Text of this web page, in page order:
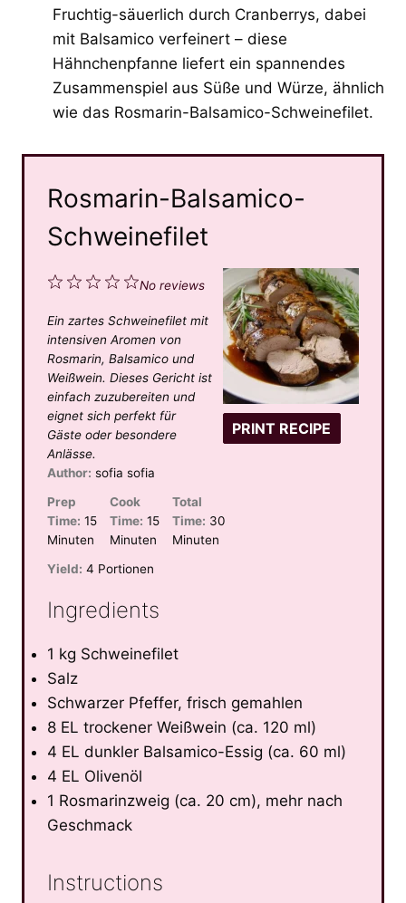
Fruchtig-säuerlich durch Cranberrys, dabei
mit Balsamico verfeinert – diese
Hähnchenpfanne liefert ein spannendes
Zusammenspiel aus Süße und Würze, ähnlich
wie das Rosmarin-Balsamico-Schweinefilet.
Rosmarin-Balsamico-
Schweinefilet
PRINT RECIPE
5
t
a
r
s
4
t
a
r
s
3
t
a
r
s
2
t
a
r
s
1
t
a
r
No reviews
Ein zartes Schweinefilet mit
intensiven Aromen von
Rosmarin, Balsamico und
Weißwein. Dieses Gericht ist
einfach zuzubereiten und
eignet sich perfekt für
Gäste oder besondere
Anlässe.
Author: sofia sofia
Prep
Time: 15
Minuten
Cook
Time: 15
Minuten
Total
Time: 30
Minuten
Yield: 4 Portionen
Ingredients
1 kg Schweinefilet
Salz
Schwarzer Pfeffer, frisch gemahlen
8 EL trockener Weißwein (ca. 120 ml)
4 EL dunkler Balsamico-Essig (ca. 60 ml)
4 EL Olivenöl
1 Rosmarinzweig (ca. 20 cm), mehr nach
Geschmack
Instructions